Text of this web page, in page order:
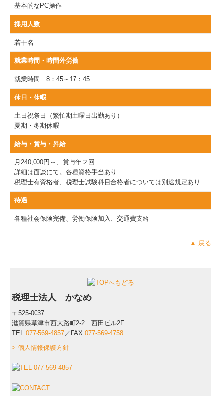
基本的なPC操作
採用人数
若干名
就業時間・時間外労働
就業時間 8：45～17：45
休日・休暇
土日祝祭日（繁忙期土曜日出勤あり）
夏期・冬期休暇
給与・賞与・昇給
月240,000円～、賞与年２回
詳細は面談にて。各種資格手当あり
税理士有資格者、税理士試験科目合格者については別途規定あり
待遇
各種社会保険完備、労働保険加入、交通費支給
▲ 戻る
税理士法人 かなめ
〒525-0037
滋賀県草津市西大路町2-2 西田ビル2F
TEL077-569-4857 ／FAX077-569-4758
> 個人情報保護方針